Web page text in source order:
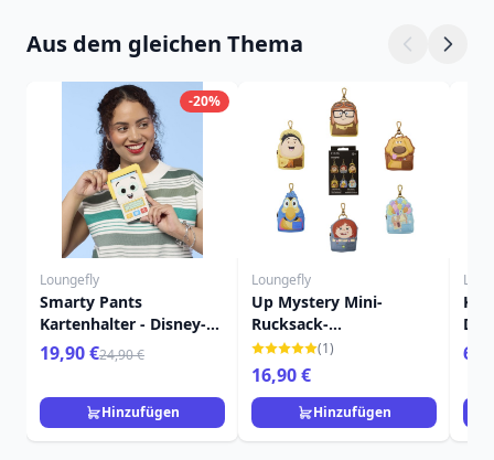
Aus dem gleichen Thema
-20%
Loungefly
Smarty Pants
Kartenhalter - Disney-
Pixar Loungefly Toy
Story 5
19,90 €24,90 €
Hinzufügen
Loungefly
Up Mystery Mini-
Rucksack-
Schlüsselanhänger -
Disney-Pixar Loungefly
(1)
16,90 €
Hinzufügen
Up